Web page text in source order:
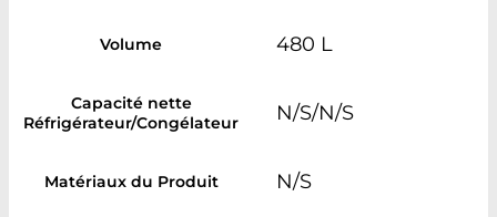
Volume 480 L
Capacité nette
Réfrigérateur/Congélateur
N/S/N/S
Matériaux du Produit N/S